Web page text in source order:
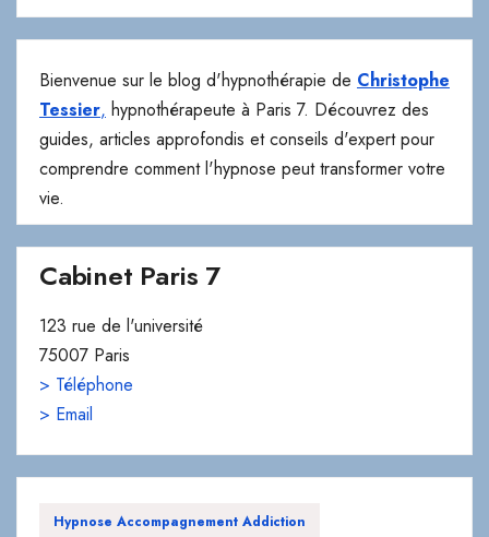
Bienvenue sur le blog d'hypnothérapie de Christophe
Tessier, hypnothérapeute à Paris 7. Découvrez des
guides, articles approfondis et conseils d'expert pour
comprendre comment l'hypnose peut transformer votre
vie.
Cabinet Paris 7
123 rue de l'université
75007 Paris
> Téléphone
> Email
Hypnose Accompagnement Addiction